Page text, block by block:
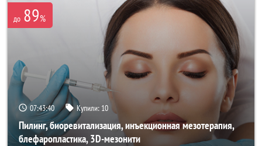
до 89%
07:43:39 Купили: 10
Пилинг, биоревитализация, инъекционная мезотерапия,
блефаропластика, 3D-мезонити